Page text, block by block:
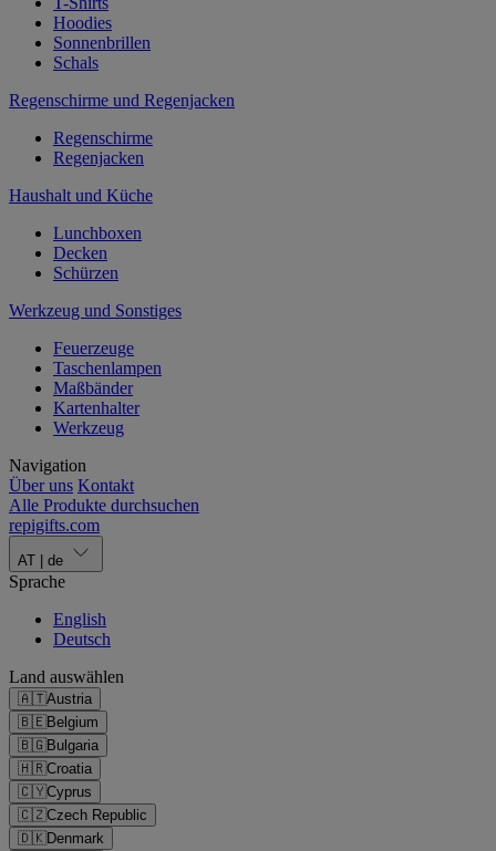
Hoodies
Sonnenbrillen
Schals
Regenschirme und Regenjacken
Regenschirme
Regenjacken
Haushalt und Küche
Lunchboxen
Decken
Schürzen
Werkzeug und Sonstiges
Feuerzeuge
Taschenlampen
Maßbänder
Kartenhalter
Werkzeug
Navigation
Über uns Kontakt
Alle Produkte durchsuchen
repigifts.com
AT de
Sprache
English
Deutsch
Land auswählen
🇦🇹Austria
🇧🇪Belgium
🇧🇬Bulgaria
🇭🇷Croatia
🇨🇾Cyprus
🇨🇿Czech Republic
🇩🇰Denmark